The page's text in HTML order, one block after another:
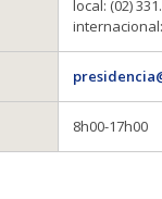
local: (02)
8h00-17h00